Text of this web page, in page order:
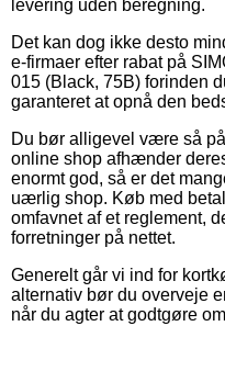
levering uden beregning.
Det kan dog ikke desto
e-firmaer efter rabat på
015 (Black, 75B) forinden
garanteret at opnå den
Du bør alligevel være så
online shop afhænder
enormt god, så er det
uærlig shop. Køb med
omfavnet af et reglement,
forretninger på nettet.
Generelt går vi ind for
alternativ bør du overveje
når du agter at godtgøre